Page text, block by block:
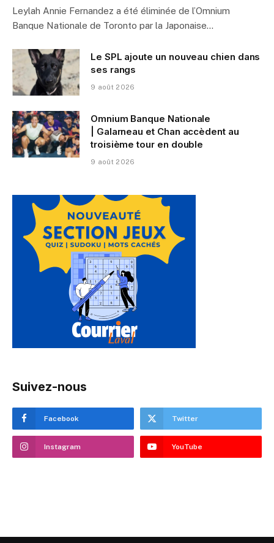
Leylah Annie Fernandez a été éliminée de l’Omnium
Banque Nationale de Toronto par la Japonaise…
Le SPL ajoute un nouveau chien dans
ses rangs
9 août 2026
Omnium Banque Nationale
| Galarneau et Chan accèdent au
troisième tour en double
9 août 2026
Suivez-nous
Facebook Twitter
Instagram YouTube